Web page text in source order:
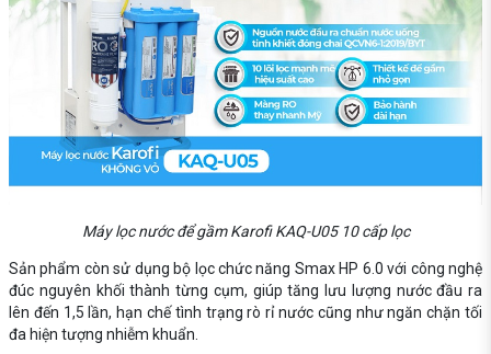
Máy lọc nước để gầm Karofi KAQ-U05 10 cấp lọc
Sản phẩm còn sử dụng bộ lọc chức năng Smax HP 6.0 với công nghệ
đúc nguyên khối thành từng cụm, giúp tăng lưu lượng nước đầu ra
lên đến 1,5 lần, hạn chế tình trạng rò rỉ nước cũng như ngăn chặn tối
đa hiện tượng nhiễm khuẩn.